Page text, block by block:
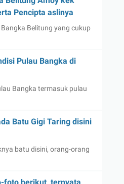
Pencipta aslinya
Belitung yang cukup
Pulau Bangka di
Bangka termasuk pulau
Batu Gigi Taring disini
batu disini, orang-orang
foto berikut, ternyata